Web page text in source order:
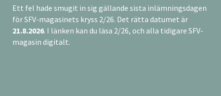
Ett fel hade smugit in sig gällande sista inlämningsdagen
för SFV-magasinets kryss 2/26. Det rätta datumet är
21.8.2026. I länken kan du läsa 2/26, och alla tidigare SFV-
magasin digitalt.